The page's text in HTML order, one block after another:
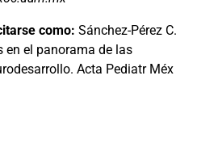
como: Sánchez-Pérez C.
en el panorama de las
Acta Pediatr Méx